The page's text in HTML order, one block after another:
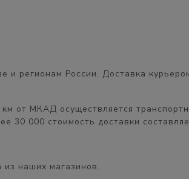
и регионам России. Доставка
км от МКАД осуществляется
30 000 стоимость доставки
из наших магазинов.